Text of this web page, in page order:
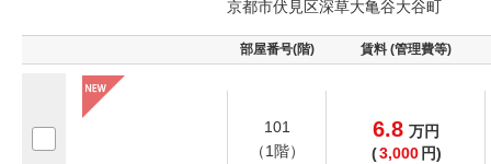
京都市伏見区深草大亀谷大谷町
部屋番号(階) 賃料 (管理費等)
101
（1階）
6.8 万円
(3,000 円)